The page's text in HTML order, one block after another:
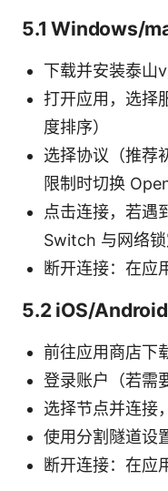
5.1 Windows/
下载并安装泰山
打开应用，选择
度排序）
选择协议（推荐
限制时切换
点击连接，若遇
Switch 与网络
断开连接：在应
5.2 iOS/Android
前往应用商店下
登录账户（若需
选择节点并连接
使用分割隧道设
断开连接：在应